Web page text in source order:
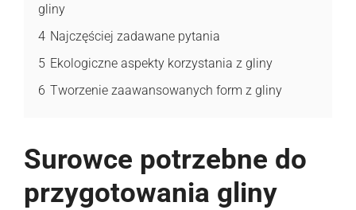
gliny
4 Najczęściej zadawane pytania
5 Ekologiczne aspekty korzystania z gliny
6 Tworzenie zaawansowanych form z gliny
Surowce potrzebne do
przygotowania gliny